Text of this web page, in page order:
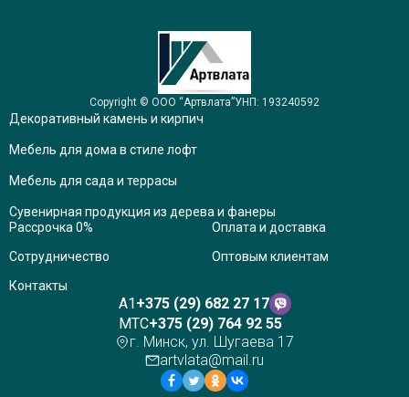
Copyright © ООО “Артвлата”УНП: 193240592
Декоративный камень и кирпич
Мебель для дома в стиле лофт
Мебель для сада и террасы
Сувенирная продукция из дерева и фанеры
Рассрочка 0%
Оплата и доставка
Сотрудничество
Оптовым клиентам
Контакты
A1+375 (29) 682 27 17
MTC+375 (29) 764 92 55
г. Минск, ул. Шугаева 17
artvlata@mail.ru